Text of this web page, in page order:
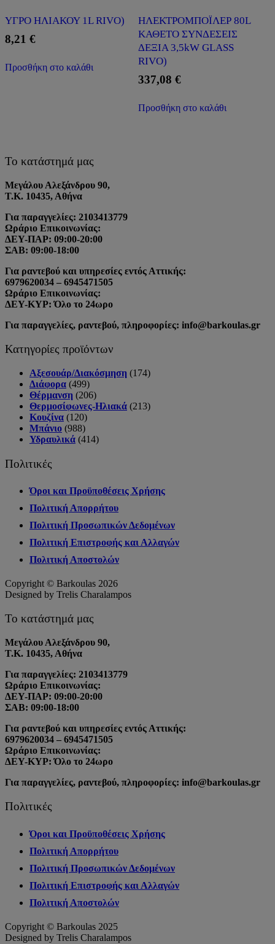
ΥΓΡΟ ΗΛΙΑΚΟΥ 1L RIVO)
8,21 €
Προσθήκη στο καλάθι
ΗΛΕΚΤΡΟΜΠΟΪΛΕΡ 80L
ΚΑΘΕΤΟ ΣΥΝΔΕΣΕΙΣ
ΔΕΞΙΑ 3,5kW GLASS
RIVO)
337,08 €
Προσθήκη στο καλάθι
Το κατάστημά μας
Μεγάλου Αλεξάνδρου 90,
Τ.Κ. 10435, Αθήνα
Για παραγγελίες: 2103413779
Ωράριο Επικοινωνίας:
ΔΕΥ-ΠΑΡ: 09:00-20:00
ΣΑΒ: 09:00-18:00
Για ραντεβού και υπηρεσίες εντός Αττικής:
6979620034 – 6945471505
Ωράριο Επικοινωνίας:
ΔΕΥ-ΚΥΡ: Όλο το 24ωρο
Για παραγγελίες, ραντεβού, πληροφορίες: info@barkoulas.gr
Κατηγορίες προϊόντων
Αξεσουάρ/Διακόσμηση (174)
Διάφορα (499)
Θέρμανση (206)
Θερμοσίφωνες-Ηλιακά (213)
Κουζίνα (120)
Μπάνιο (988)
Υδραυλικά (414)
Πολιτικές
Όροι και Προϋποθέσεις Χρήσης
Πολιτική Απορρήτου
Πολιτική Προσωπικών Δεδομένων
Πολιτική Επιστροφής και Αλλαγών
Πολιτική Αποστολών
Copyright © Barkoulas 2026
Designed by Trelis Charalampos
Το κατάστημά μας
Μεγάλου Αλεξάνδρου 90,
Τ.Κ. 10435, Αθήνα
Για παραγγελίες: 2103413779
Ωράριο Επικοινωνίας:
ΔΕΥ-ΠΑΡ: 09:00-20:00
ΣΑΒ: 09:00-18:00
Για ραντεβού και υπηρεσίες εντός Αττικής:
6979620034 – 6945471505
Ωράριο Επικοινωνίας:
ΔΕΥ-ΚΥΡ: Όλο το 24ωρο
Για παραγγελίες, ραντεβού, πληροφορίες: info@barkoulas.gr
Πολιτικές
Όροι και Προϋποθέσεις Χρήσης
Πολιτική Απορρήτου
Πολιτική Προσωπικών Δεδομένων
Πολιτική Επιστροφής και Αλλαγών
Πολιτική Αποστολών
Copyright © Barkoulas 2025
Designed by Trelis Charalampos